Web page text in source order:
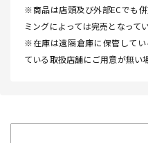
※商品は店頭及び外部ECでも
ミングによっては完売となって
※在庫は遠隔倉庫に保管して
ている取扱店舗にご用意が無い